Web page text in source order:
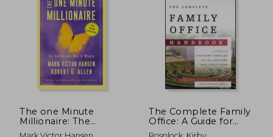
Rápido
The one Minute
Millionaire: The
Enlightened way to
The Complete Family
Office: A Guide for
Affluent Families and